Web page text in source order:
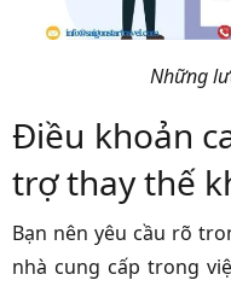
Những
Điều khoản
trợ thay thế
Bạn nên yêu cầu rõ
nhà cung cấp trong